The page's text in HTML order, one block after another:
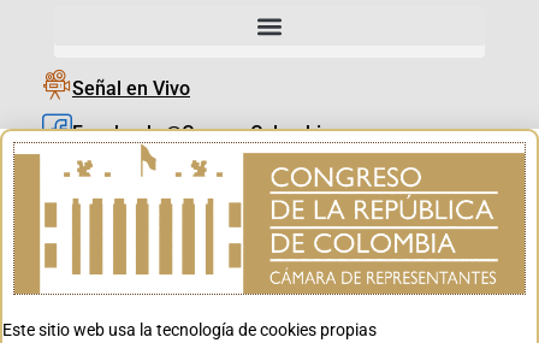
Señal en Vivo
Facebook_@CamaraColombia
Instagram_@CamaraColombia
X_@CamaraColombia
Youtube_@CamaraColombia
Este sitio web usa la tecnología de cookies propias